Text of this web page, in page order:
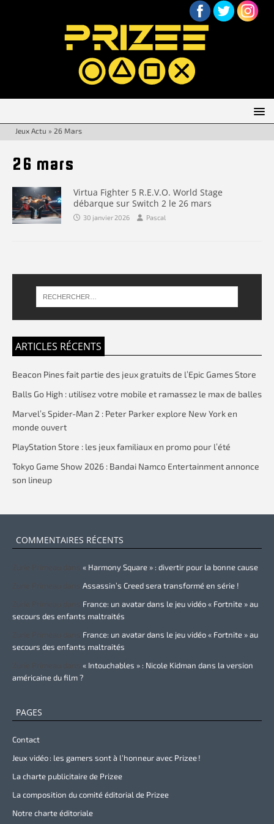
Jeux Actu » 26 Mars
26 mars
Virtua Fighter 5 R.E.V.O. World Stage
débarque sur Switch 2 le 26 mars
30 janvier 2026 Pascal
ARTICLES RÉCENTS
Beacon Pines fait partie des jeux gratuits de l’Epic Games Store
Balls Go High : utilisez votre mobile et ramassez le max de balles
Marvel’s Spider-Man 2 : Peter Parker explore New York en
monde ouvert
PlayStation Store : les jeux familiaux en promo pour l’été
Tokyo Game Show 2026 : Bandai Namco Entertainment annonce
son lineup
COMMENTAIRES RÉCENTS
« Harmony Square » : divertir pour la bonne cause
Assassin’s Creed sera transformé en série !
France: un avatar dans le jeu vidéo « Fortnite » au
secours des enfants maltraités
France: un avatar dans le jeu vidéo « Fortnite » au
secours des enfants maltraités
« Intouchables » : Nicole Kidman dans la version
américaine du film ?
PAGES
Contact
Jeux vidéo : les gamers sont à l’honneur avec Prizee !
La charte publicitaire de Prizee
La composition du comité éditorial de Prizee
Notre charte éditoriale